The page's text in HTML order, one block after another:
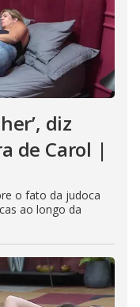
diz
de Carol |
o fato da judoca
ao longo da